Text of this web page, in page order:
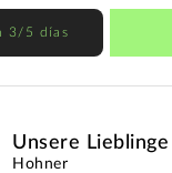
3/5 días
Unsere
Hohner